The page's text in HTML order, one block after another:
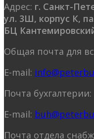
Адрес: г. Санкт-
ул. 3Ш, корпус К,
БЦ
Общая почта для
E-mail:
Почта бухгалтерии:
E-mail:
Почта отдела